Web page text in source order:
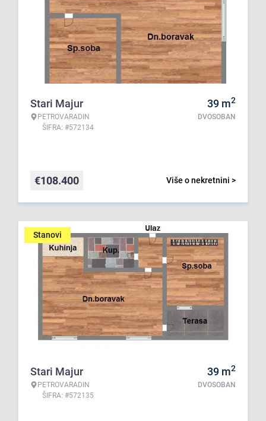
Stari Majur
PETROVARADIN
ŠIFRA: #572134
39 m2
DVOSOBAN
Više o nekretnini >
€108.400
Stanovi
Stari Majur
PETROVARADIN
ŠIFRA: #572135
39 m2
DVOSOBAN